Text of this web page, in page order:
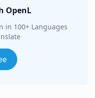
OpenL
in 100+ Languages